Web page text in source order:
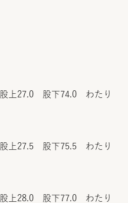
上27.0 股下74.0 わたり
上27.5 股下75.5 わたり
上28.0 股下77.0 わたり